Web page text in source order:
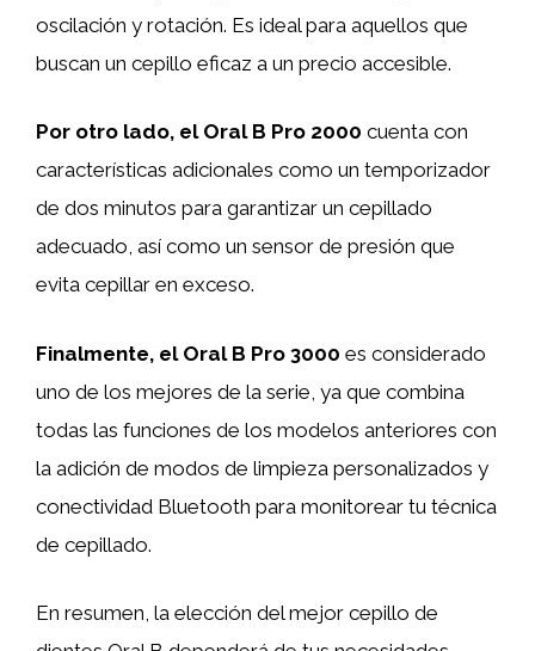
oscilación y rotación. Es ideal para aquellos que
buscan un cepillo eficaz a un precio accesible.
Por otro lado, el Oral B Pro 2000 cuenta con
características adicionales como un temporizador
de dos minutos para garantizar un cepillado
adecuado, así como un sensor de presión que
evita cepillar en exceso.
Finalmente, el Oral B Pro 3000 es considerado
uno de los mejores de la serie, ya que combina
todas las funciones de los modelos anteriores con
la adición de modos de limpieza personalizados y
conectividad Bluetooth para monitorear tu técnica
de cepillado.
En resumen, la elección del mejor cepillo de